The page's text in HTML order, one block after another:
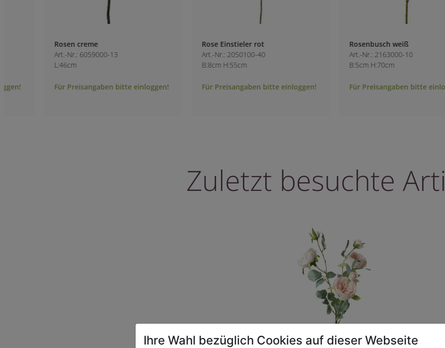
Rosen creme
Art.-Nr.: 6059000-13
Für Preisangaben bitte einloggen!
Rose Einstieler rot
Art.-Nr.: 2050100-40
B:8cm H:55cm
Für Preisangaben bitte einloggen!
Rosenbusch weiß
Art.-Nr.: 2163000-10
B:5cm H:70cm
Für Preisangaben bitte einloggen!
Zuletzt besuchte
Ihre Wahl bezüglich Cookies auf dieser Webseite